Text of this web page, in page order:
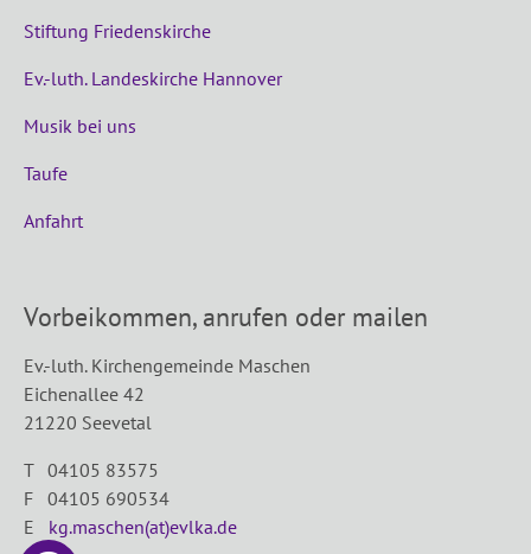
Stiftung Friedenskirche
Ev.-luth. Landeskirche Hannover
Musik bei uns
Taufe
Anfahrt
Vorbeikommen, anrufen oder mailen
Ev.-luth. Kirchengemeinde Maschen
Eichenallee 42
21220 Seevetal
T 04105 83575
F 04105 690534
E kg.maschen(at)evlka.de